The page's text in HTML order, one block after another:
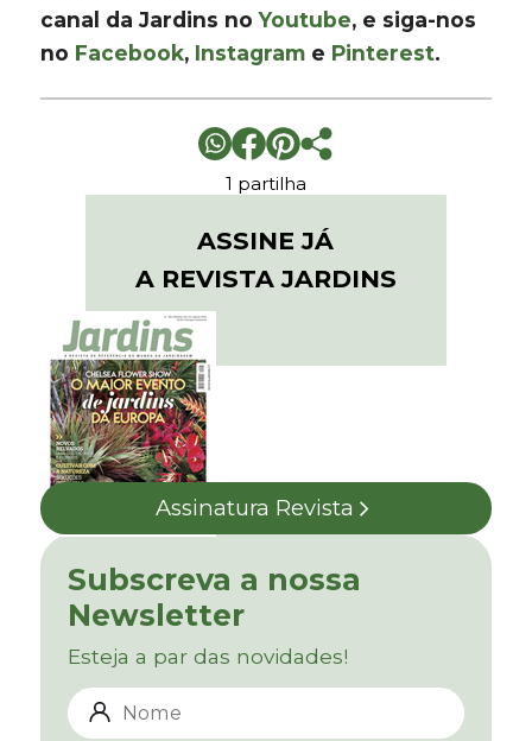
canal da Jardins noYoutube, e siga-nos
no Facebook, Instagram e Pinterest.
1 partilha
ASSINE JÁ
A REVISTA JARDINS
Assinatura Revista
Subscreva a nossa
Newsletter
Esteja a par das novidades!